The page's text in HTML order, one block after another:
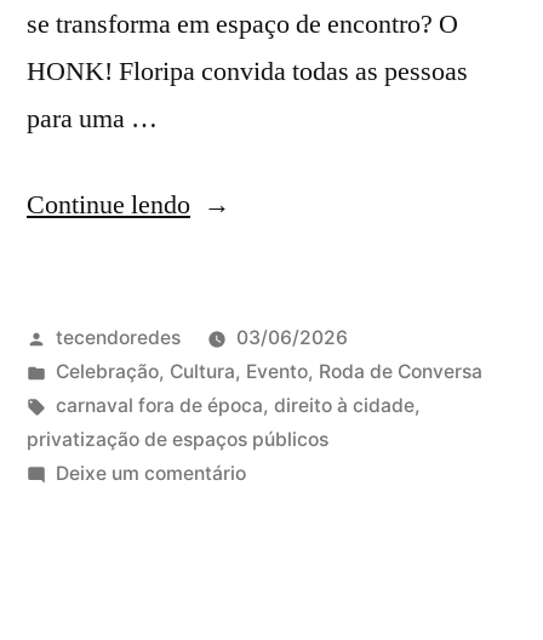
se transforma em espaço de encontro? O
HONK! Floripa convida todas as pessoas
para uma …
Continue lendo“HONK!
um
encontro
de
música,
Publicado
por
tecendoredes
03/06/2026
Publicado
em
Celebração, Cultura, Evento, Roda de Conversa
Tags:
carnaval fora de época, direito à cidade,
privatização de espaços públicos
Deixe um comentárioem